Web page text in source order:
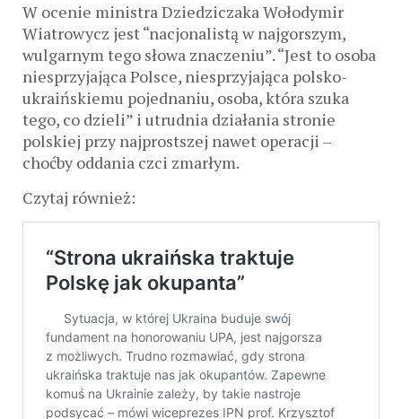
W ocenie ministra Dziedziczaka Wołodymir
Wiatrowycz jest “nacjonalistą w najgorszym,
wulgarnym tego słowa znaczeniu”. “Jest to osoba
niesprzyjająca Polsce, niesprzyjająca polsko-
ukraińskiemu pojednaniu, osoba, która szuka
tego, co dzieli” i utrudnia działania stronie
polskiej przy najprostszej nawet operacji –
choćby oddania czci zmarłym.
Czytaj również: